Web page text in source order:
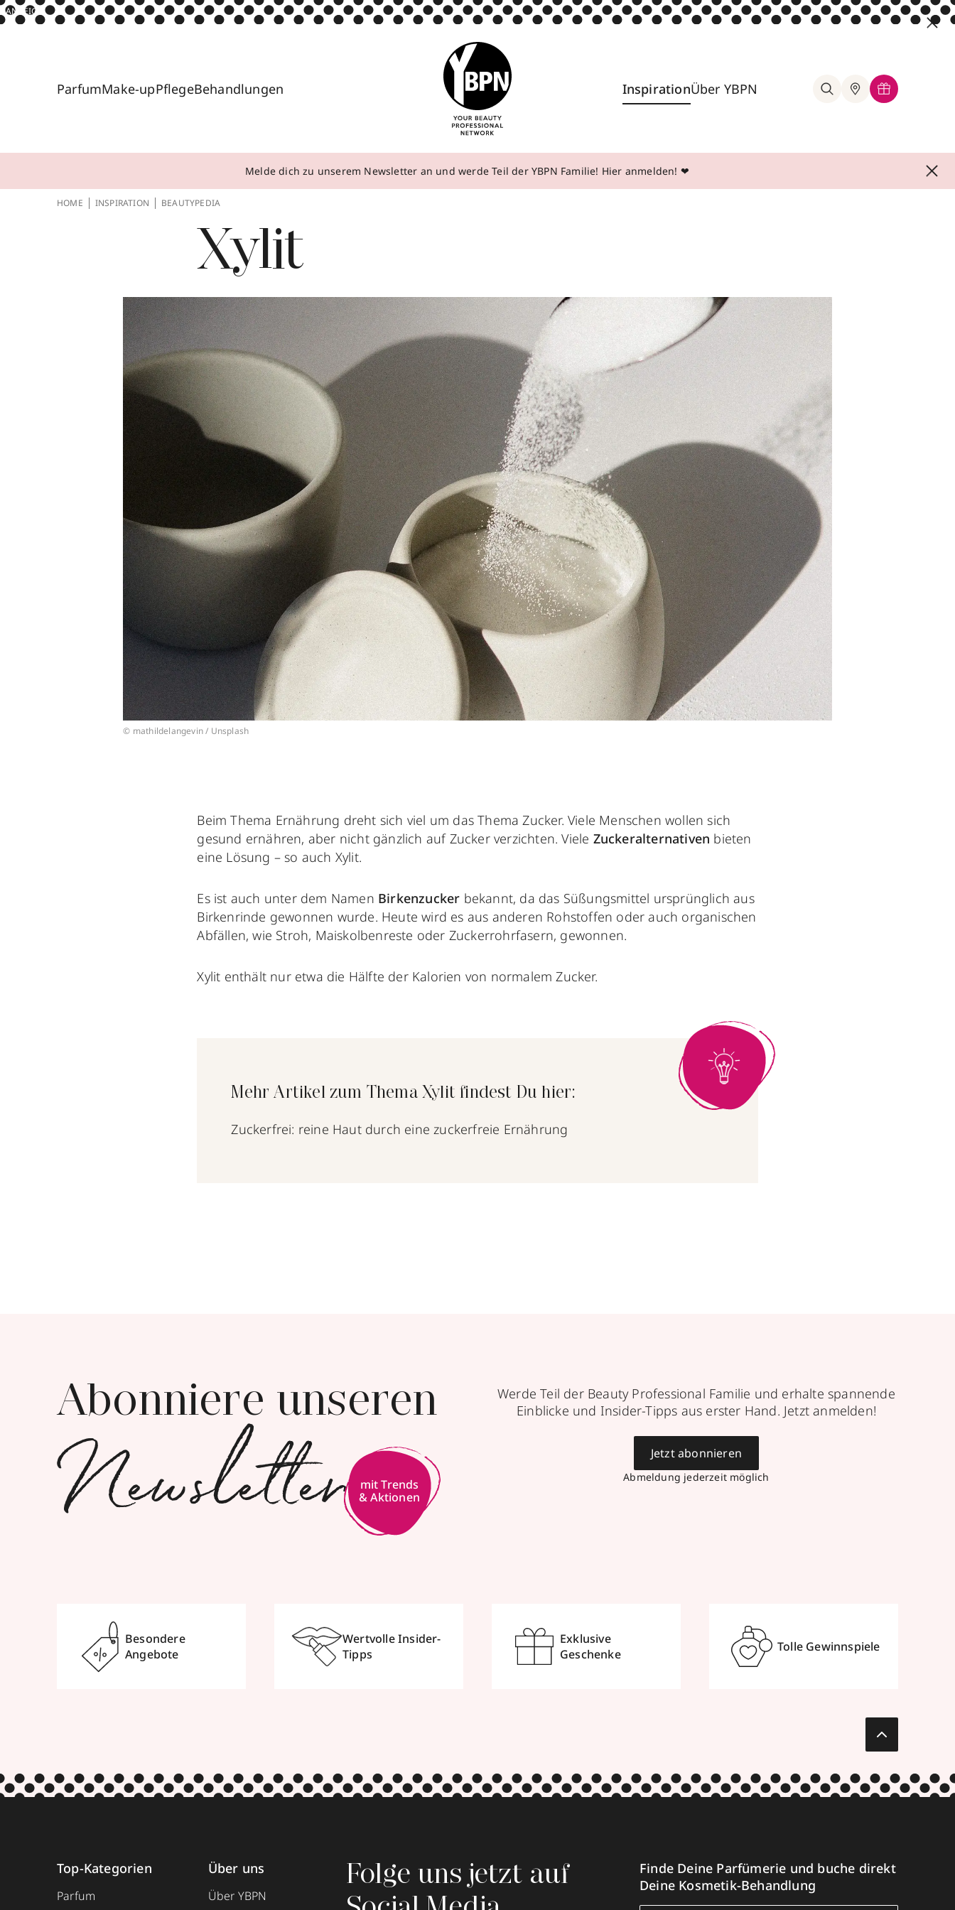
ANZEIGE
ParfumMake-upPflegeBehandlungen InspirationÜber YBPN
Melde dich zu unserem Newsletter an und werde Teil der YBPN Familie! Hier anmelden! ❤
HOME INSPIRATION BEAUTYPEDIA
Xylit
© mathildelangevin / Unsplash
Beim Thema Ernährung dreht sich viel um das Thema Zucker. Viele Menschen wollen sich
gesund ernähren, aber nicht gänzlich auf Zucker verzichten. Viele Zuckeralternativen bieten
eine Lösung – so auch Xylit.
Es ist auch unter dem Namen Birkenzucker bekannt, da das Süßungsmittel ursprünglich aus
Birkenrinde gewonnen wurde. Heute wird es aus anderen Rohstoffen oder auch organischen
Abfällen, wie Stroh, Maiskolbenreste oder Zuckerrohrfasern, gewonnen.
Xylit enthält nur etwa die Hälfte der Kalorien von normalem Zucker.
Mehr Artikel zum Thema Xylit findest Du hier:
Zuckerfrei: reine Haut durch eine zuckerfreie Ernährung
Abonniere unseren
Newsletter
mit Trends
& Aktionen
Werde Teil der Beauty Professional Familie und erhalte spannende
Einblicke und Insider-Tipps aus erster Hand. Jetzt anmelden!
Abmeldung jederzeit möglich
Jetzt abonnieren
Besondere
Angebote
Wertvolle Insider-
Tipps
Exklusive
Geschenke
Tolle Gewinnspiele
Top-Kategorien
Parfum
Über uns
Über YBPN
Folge uns jetzt auf
Finde Deine Parfümerie und buche direkt
Deine Kosmetik-Behandlung